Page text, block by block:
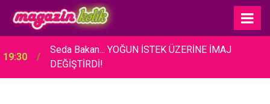
19:30
Seda Bakan... YOĞUN İSTEK ÜZERİNE İMAJ
DEĞİŞTİRDİ!